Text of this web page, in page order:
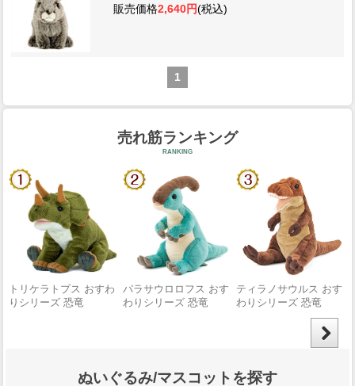
販売価格2,640円(税込)
1
ぬいぐるみ/マスコットを探す